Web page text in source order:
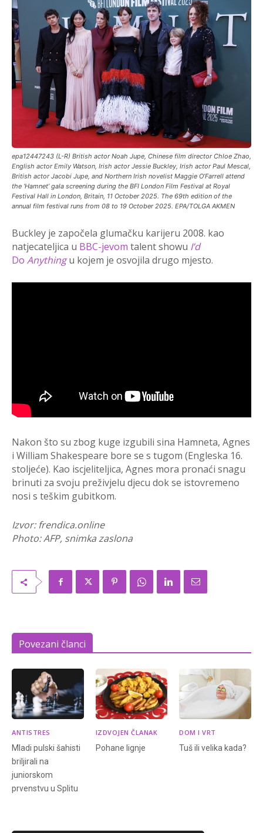
epa12447243 (L-R) British actor Noah Jupe, Chinese film director Chloe Zhao,
English actor Emily Watson, Irish actor Jessie Buckley, Irish actor Paul Mescal,
British actor Jacobi Jupe, and Northern Irish novelist Maggie O’Farrell attend
the ‘Hamnet’ gala screening during the BFI London Film Festival at Royal
Festival Hall in London, Britain, 11 October 2025. The 69th edition of the
annual film festival runs from 08 to 19 October 2025. EPA/TOLGA AKMEN
Buckley je započela glumačku karijeru 2008. kao
natjecateljica u BBC-jevom talent showu I’d
Do Anythingu kojem je osvojila drugo mjesto.
Nakon što su zbog kuge izgubili sina Hamneta, Agnes
i William Shakespeare bore se s tugom (Engleska 16.
stoljeće). Kao iscjeliteljica, Agnes mora pronaći snagu
brinuti za svoju preživjelu djecu dok se istovremeno
nosi s teškim gubitkom.
Izvor: frendica.online
Photo: AFP, snimka zaslona
Povezani članci
ANTISTRES
Mladi pulski šahisti
briljirali na
juniorskom
prvenstvu u Splitu
IZDVOJEN ČLANAK
Pohane lignje
DOM I VRT
Tuš ili velika kada?